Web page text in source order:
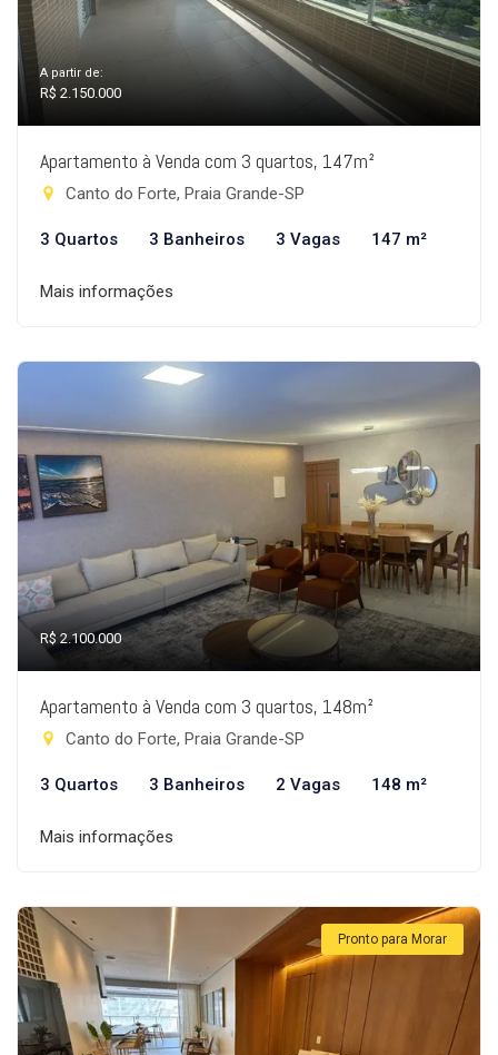
A partir de:
R$ 2.150.000
Apartamento à Venda com 3 quartos, 147m²
Canto do Forte, Praia Grande-SP
3 Quartos 3 Banheiros 3 Vagas 147 m²
Mais informações
R$ 2.100.000
Apartamento à Venda com 3 quartos, 148m²
Canto do Forte, Praia Grande-SP
3 Quartos 3 Banheiros 2 Vagas 148 m²
Mais informações
Pronto para Morar